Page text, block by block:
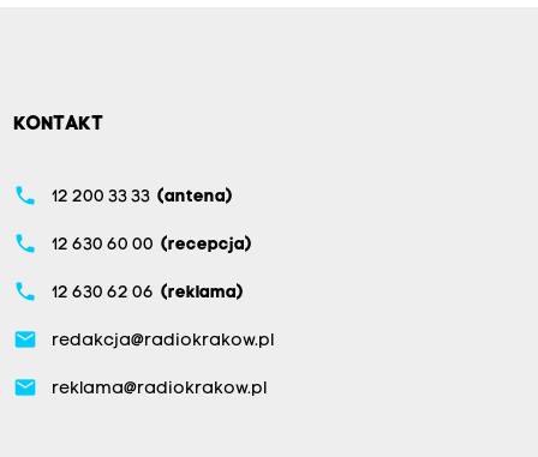
KONTAKT
phone 12 200 33 33 (antena)
phone 12 630 60 00 (recepcja)
phone 12 630 62 06 (reklama)
email redakcja@radiokrakow.pl
email reklama@radiokrakow.pl